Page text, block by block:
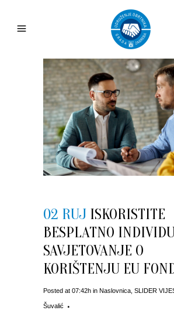
02 RUJ ISKORISTITE
BESPLATNO
SAVJETOVANJE O
KORIŠTENJU EU
Posted at 07:42h in Naslovnica SLIDER
Šuvalić